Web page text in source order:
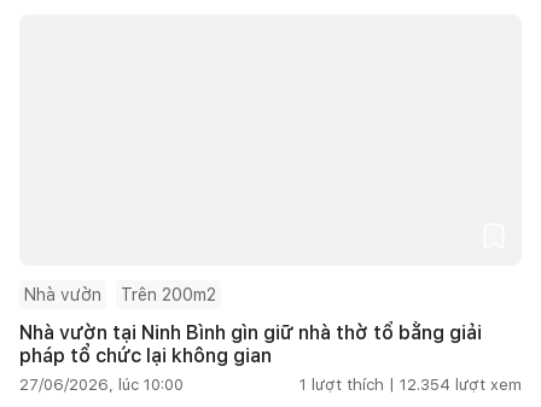
Nhà vườn Trên 200m2
Nhà vườn tại Ninh Bình gìn giữ nhà thờ tổ bằng giải
pháp tổ chức lại không gian
27/06/2026, lúc 10:00 1 lượt thích | 12.354 lượt xem